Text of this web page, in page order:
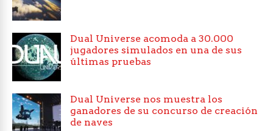
Dual Universe acomoda a 30.000
jugadores simulados en una de sus
últimas pruebas
Dual Universe nos muestra los
ganadores de su concurso de creación
de naves